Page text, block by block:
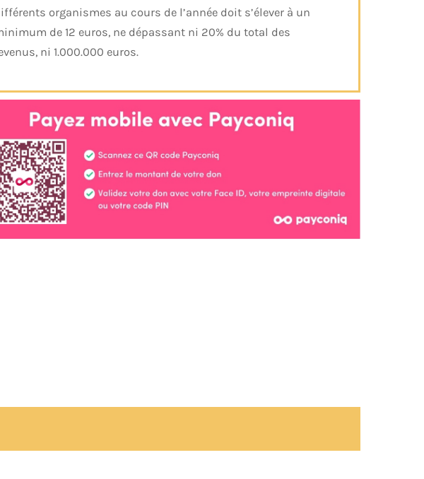
organismes au cours de l’année doit s’élever à un
de 12 euros, ne dépassant ni 20% du total des
ni 1.000.000 euros.